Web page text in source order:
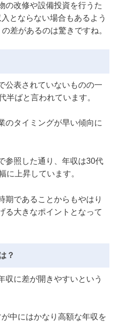
の改修や設備投資を行うた
とならない場合もあるよう
差があるのは驚きですね。
公表されていないものの一
半ばと言われています。
のタイミングが早い傾向に
参照した通り、年収は30代
に上昇しています。
期であることからもやはり
る大きなポイントとなって
？
収に差が開きやすいという
中にはかなり高額な年収を